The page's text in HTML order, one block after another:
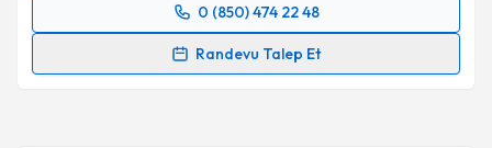
0 (850) 474 22 48
Randevu Talep Et
Randevu Takvimi Talebi